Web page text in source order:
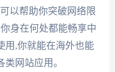
以帮助你突破网络限
身在何处都能畅享中
用,你就能在海外也能
网站应用。